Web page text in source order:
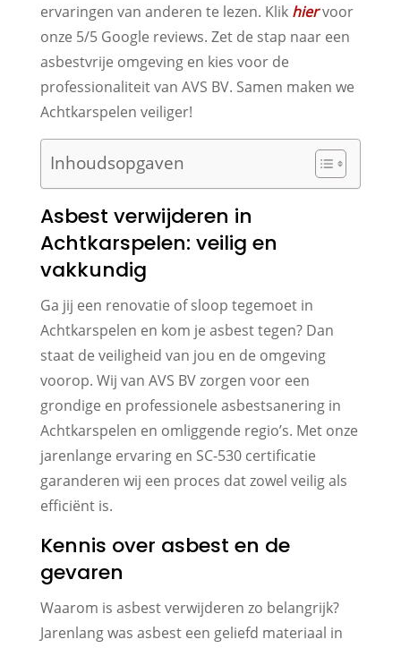
ervaringen van anderen te lezen. Klik hiervoor
onze 5/5 Google reviews. Zet de stap naar een
asbestvrije omgeving en kies voor de
professionaliteit van AVS BV. Samen maken we
Achtkarspelen veiliger!
Inhoudsopgaven
Asbest verwijderen in
Achtkarspelen: veilig en
vakkundig
Ga jij een renovatie of sloop tegemoet in
Achtkarspelen en kom je asbest tegen? Dan
staat de veiligheid van jou en de omgeving
voorop. Wij van AVS BV zorgen voor een
grondige en professionele asbestsanering in
Achtkarspelen en omliggende regio’s. Met onze
jarenlange ervaring en SC-530 certificatie
garanderen wij een proces dat zowel veilig als
efficiënt is.
Kennis over asbest en de
gevaren
Waarom is asbest verwijderen zo belangrijk?
Jarenlang was asbest een geliefd materiaal in